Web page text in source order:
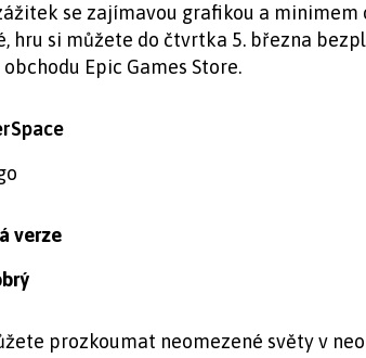
se zajímavou grafikou a minimem
hru si můžete do čtvrtka 5. března
Epic Games Store.
verze
prozkoumat neomezené světy v